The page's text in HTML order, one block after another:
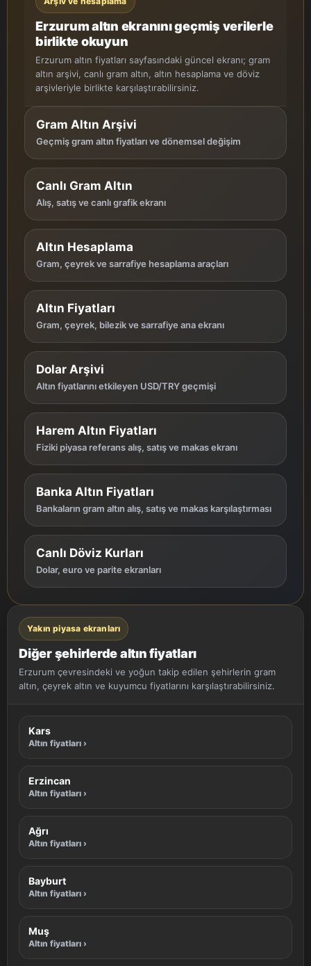
Erzurum altın ekranını geçmiş verilerle
birlikte okuyun
Erzurum altın fiyatları sayfasındaki güncel ekranı; gram
altın arşivi, canlı gram altın, altın hesaplama ve döviz
arşivleriyle birlikte karşılaştırabilirsiniz.
Gram Altın Arşivi
Geçmiş gram altın fiyatları ve dönemsel değişim
Canlı Gram Altın
Alış, satış ve canlı grafik ekranı
Altın Hesaplama
Gram, çeyrek ve sarrafiye hesaplama araçları
Altın Fiyatları
Gram, çeyrek, bilezik ve sarrafiye ana ekranı
Dolar Arşivi
Altın fiyatlarını etkileyen USD/TRY geçmişi
Harem Altın Fiyatları
Fiziki piyasa referans alış, satış ve makas ekranı
Banka Altın Fiyatları
Bankaların gram altın alış, satış ve makas karşılaştırması
Canlı Döviz Kurları
Dolar, euro ve parite ekranları
Yakın piyasa ekranları
Diğer şehirlerde altın fiyatları
Erzurum çevresindeki ve yoğun takip edilen şehirlerin gram
altın, çeyrek altın ve kuyumcu fiyatlarını karşılaştırabilirsiniz.
Kars
Altın fiyatları ›
Erzincan
Altın fiyatları ›
Ağrı
Altın fiyatları ›
Bayburt
Altın fiyatları ›
Muş
Altın fiyatları ›